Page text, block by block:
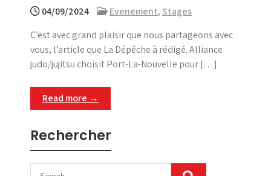
04/09/2024 Evenement, Stages
C’est avec grand plaisir que nous partageons avec
vous, l’article que La Dépêche à rédigé. Alliance
judo/jujitsu choisit Port-La-Nouvelle pour […]
Read more →
Rechercher